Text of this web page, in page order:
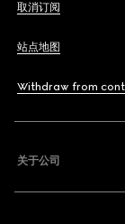
取消订阅
站点地图
Withdraw from
关于公司